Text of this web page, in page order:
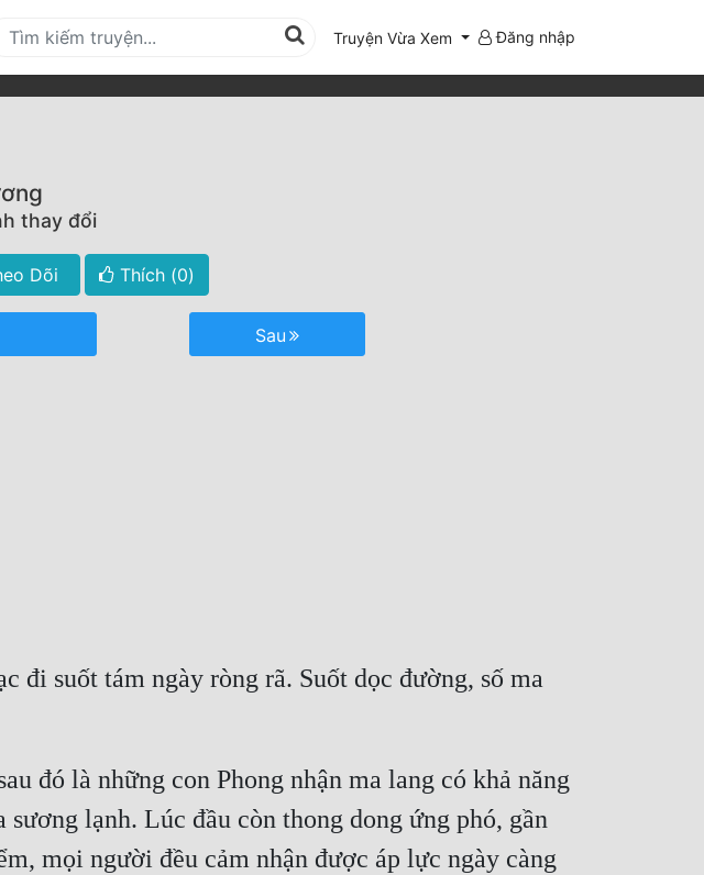
Truyện Vừa Xem Đăng nhập
thay đổi
Dõi Thích (0)
Sau
đi suốt tám ngày ròng rã. Suốt dọc đường, số ma
đó là những con Phong nhận ma lang có khả năng
lạnh. Lúc đầu còn thong dong ứng phó, gần
mọi người đều cảm nhận được áp lực ngày càng